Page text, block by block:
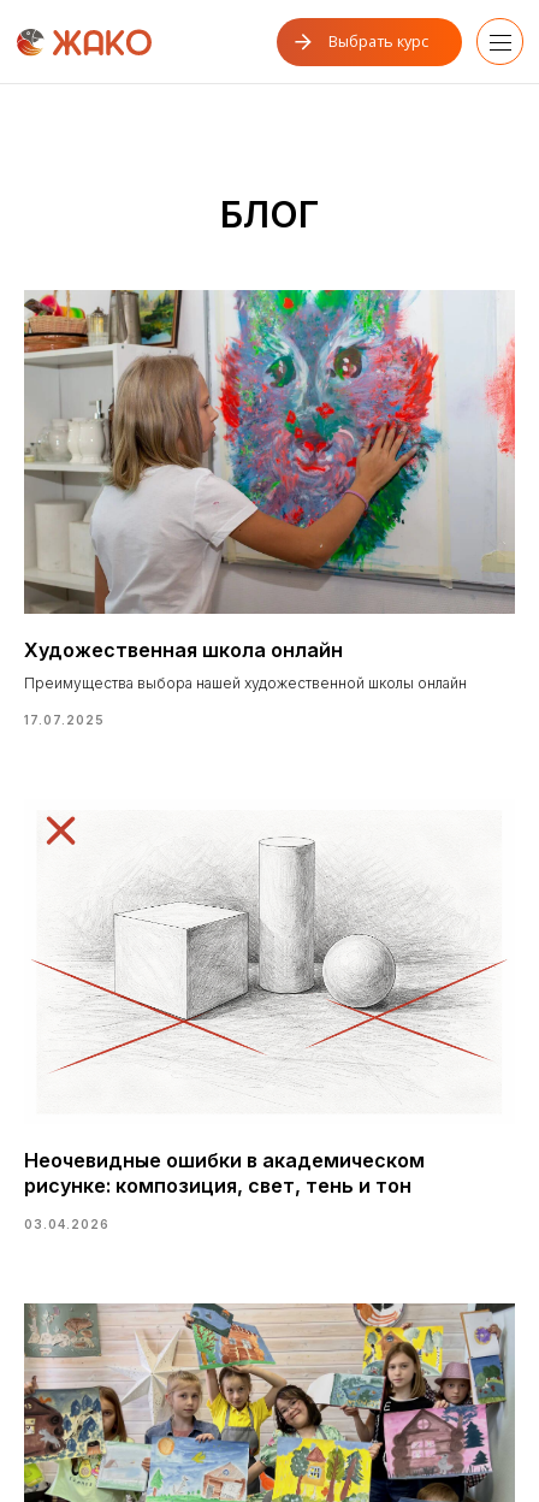
Выбрать курс
БЛОГ
Художественная школа онлайн
Преимущества выбора нашей художественной школы онлайн
17.07.2025
Неочевидные ошибки в академическом
рисунке: композиция, свет, тень и тон
03.04.2026